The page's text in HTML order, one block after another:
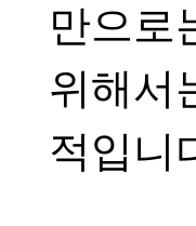
만으로
위해서
적입니